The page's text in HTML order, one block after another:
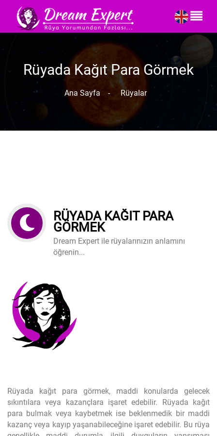
Rüyada Kağıt Para Görmek
Ana Sayfa - Rüyalar
RÜYADA KAĞIT PARA
GÖRMEK
Dream Expert ile rüyalarınızın anlamını
öğrenin...
Rüyada kağıt para görmek, maddi konularda gelecek
sıkıntılara veya kazançlara işaret edebilir. Rüyada kağıt
para bulmak veya kaybetmek ise beklenmedik bir maddi
kazanç veya kayıp yaşanabileceğine işaret edebilir. Bu rüya